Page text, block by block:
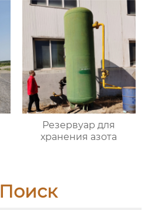
Резервуар для
хранения азота
Поиск